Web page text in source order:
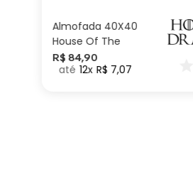
Almofada 40X40
House Of The
Dragon
R$ 84,90
12 R$ 7,07